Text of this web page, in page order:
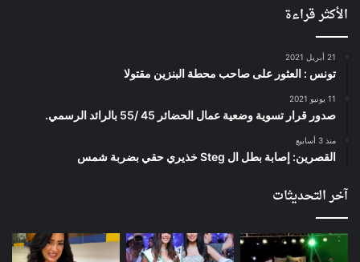
الأكثر قراءة
21 أبريل 2021
تونس : العثور على صاحب محطة البنزين مقتولا
11 يونيو 2021
صدور قرار تسوية وضعية عمال الحضائر 45 /55 بالرائد الرسمي.
منذ 3 أسابيع
القصرين: إصابة بطل ال Steg خذيري حقي بضربة شمس
آخر التحديثات